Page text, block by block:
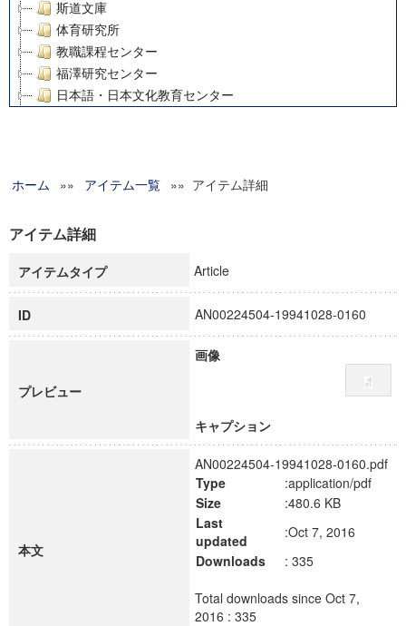
斯道文庫
体育研究所
教職課程センター
福澤研究センター
日本語・日本文化教育センター
グローバルリサーチインスティテュート
科学研究費補助金研究成果報告書
慶應義塾大学グローバルCOEプログラム市民社会ガバナンス
慶應義塾大学グローバルCOEプログラム論理と感性の先端的
博士課程教育リーディングプログラム「超成熟社会発展のサ
学術雑誌掲載論文等(8)
ホーム »» アイテム一覧 »» アイテム詳細
アイテム詳細
アイテムタイプ Article
ID AN00224504-19941028-0160
プレビュー
画像
キャプション
本文
AN00224504-19941028-0160.pdf
Type
:application/pdf
Size
:480.6 KB
Last
updated
:Oct 7, 2016
Downloads
: 335
Total downloads since Oct 7,
2016 : 335